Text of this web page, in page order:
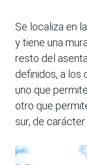
Se localiza en
y tiene una
resto del
definidos, a los
uno que
otro que
sur, de